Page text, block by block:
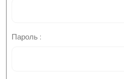
Пароль :